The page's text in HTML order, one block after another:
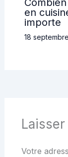
en
importe
18
Votre